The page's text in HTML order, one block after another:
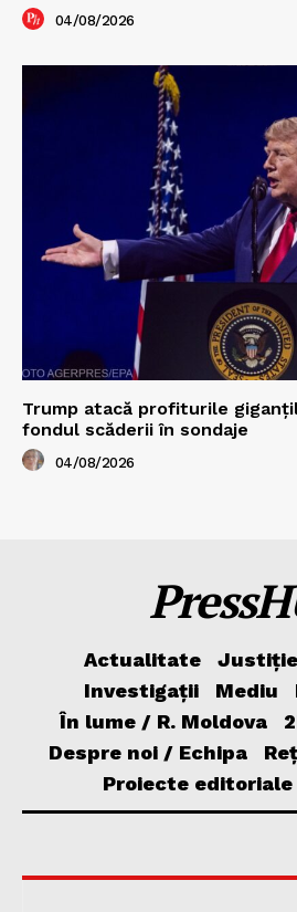
04/08/2026
Trump atacă profiturile
fondul scăderii în sondaje
04/08/2026
Actualitate Justiție
Investigații
Mediu
În lume / R. Moldova
Despre noi / Echipa
Proiecte editoriale